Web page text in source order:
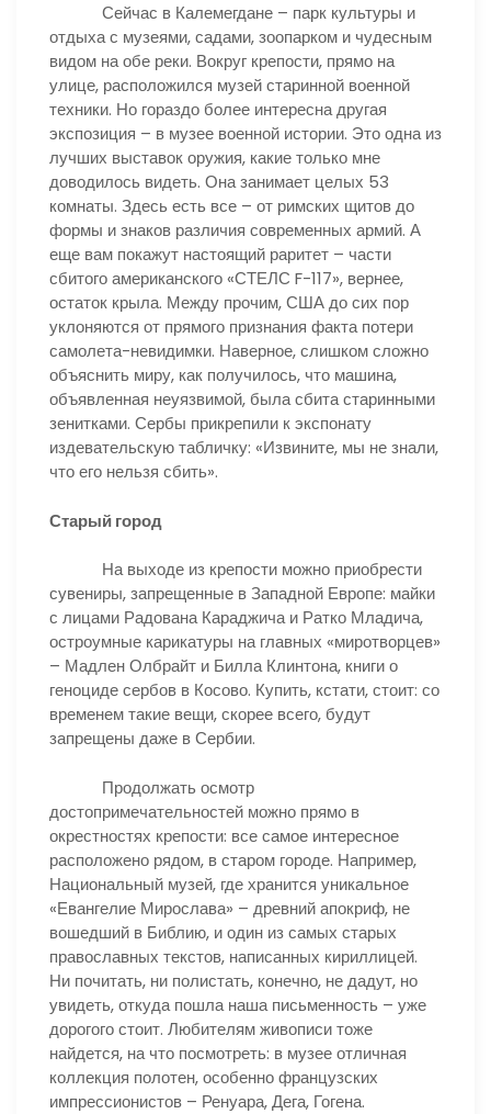
Сейчас в Калемегдане – парк культуры и
отдыха с музеями, садами, зоопарком и чудесным
видом на обе реки. Вокруг крепости, прямо на
улице, расположился музей старинной военной
техники. Но гораздо более интересна другая
экспозиция – в музее военной истории. Это одна из
лучших выставок оружия, какие только мне
доводилось видеть. Она занимает целых 53
комнаты. Здесь есть все – от римских щитов до
формы и знаков различия современных армий. А
еще вам покажут настоящий раритет – части
сбитого американского «СТЕЛС F-117», вернее,
остаток крыла. Между прочим, США до сих пор
уклоняются от прямого признания факта потери
самолета-невидимки. Наверное, слишком сложно
объяснить миру, как получилось, что машина,
объявленная неуязвимой, была сбита старинными
зенитками. Сербы прикрепили к экспонату
издевательскую табличку: «Извините, мы не знали,
что его нельзя сбить».
Старый город
На выходе из крепости можно приобрести
сувениры, запрещенные в Западной Европе: майки
с лицами Радована Караджича и Ратко Младича,
остроумные карикатуры на главных «миротворцев»
– Мадлен Олбрайт и Билла Клинтона, книги о
геноциде сербов в Косово. Купить, кстати, стоит: со
временем такие вещи, скорее всего, будут
запрещены даже в Сербии.
Продолжать осмотр
достопримечательностей можно прямо в
окрестностях крепости: все самое интересное
расположено рядом, в старом городе. Например,
Национальный музей, где хранится уникальное
«Евангелие Мирослава» – древний апокриф, не
вошедший в Библию, и один из самых старых
православных текстов, написанных кириллицей.
Ни почитать, ни полистать, конечно, не дадут, но
увидеть, откуда пошла наша письменность – уже
дорогого стоит. Любителям живописи тоже
найдется, на что посмотреть: в музее отличная
коллекция полотен, особенно французских
импрессионистов – Ренуара, Дега, Гогена.